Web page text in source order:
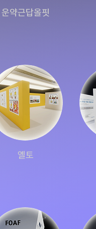
운약근답올핏
옐토